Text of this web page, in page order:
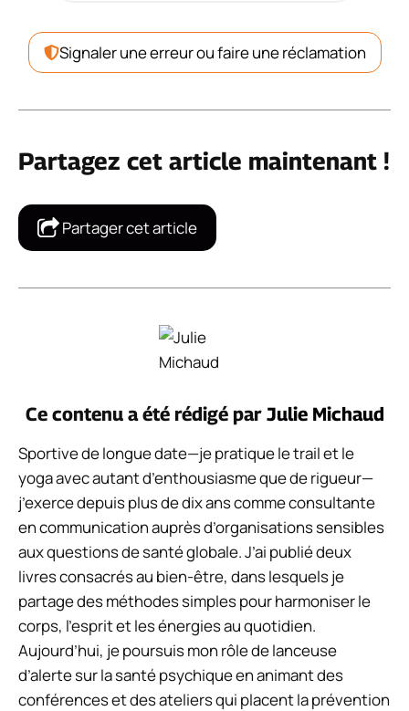
Signaler une erreur ou faire une réclamation
Partagez cet article maintenant !
Partager cet article
Ce contenu a été rédigé par Julie Michaud
Sportive de longue date—je pratique le trail et le
yoga avec autant d’enthousiasme que de rigueur—
j’exerce depuis plus de dix ans comme consultante
en communication auprès d’organisations sensibles
aux questions de santé globale. J’ai publié deux
livres consacrés au bien-être, dans lesquels je
partage des méthodes simples pour harmoniser le
corps, l’esprit et les énergies au quotidien.
Aujourd’hui, je poursuis mon rôle de lanceuse
d’alerte sur la santé psychique en animant des
conférences et des ateliers qui placent la prévention